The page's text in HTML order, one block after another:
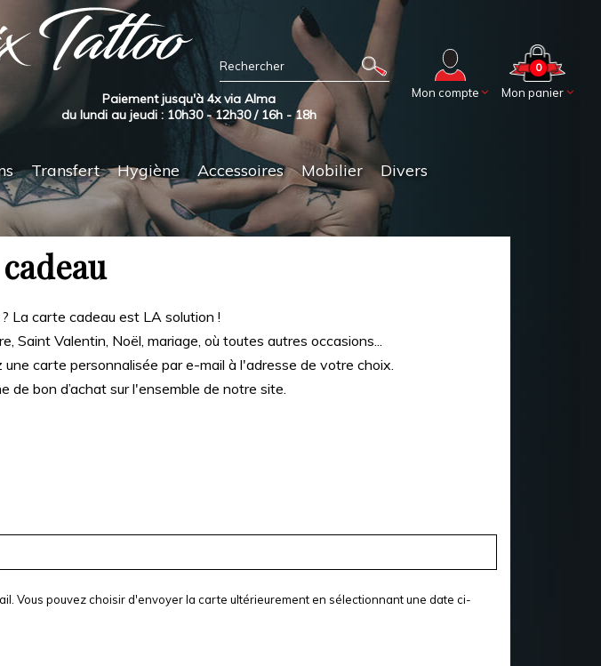
Mon panier
0
Mon compte
Paiement jusqu'à 4x via Alma
du lundi au jeudi : 10h30 - 12h30 / 16h - 18h
Transfert Hygiène Accessoires Mobilier Divers
La carte cadeau est LA solution !
Saint Valentin, Noël, mariage, où toutes autres occasions...
carte personnalisée par e-mail à l'adresse de votre choix.
bon d’achat sur l'ensemble de notre site.
Vous pouvez choisir d'envoyer la carte ultérieurement en sélectionnant une date ci-